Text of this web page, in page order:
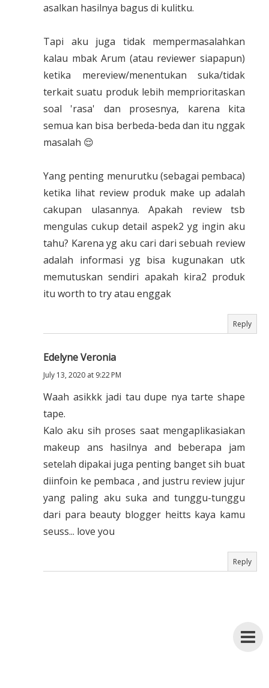
asalkan hasilnya bagus di kulitku.
Tapi aku juga tidak mempermasalahkan
kalau mbak Arum (atau reviewer siapapun)
ketika mereview/menentukan suka/tidak
terkait suatu produk lebih memprioritaskan
soal 'rasa' dan prosesnya, karena kita
semua kan bisa berbeda-beda dan itu nggak
masalah 😌
Yang penting menurutku (sebagai pembaca)
ketika lihat review produk make up adalah
cakupan ulasannya. Apakah review tsb
mengulas cukup detail aspek2 yg ingin aku
tahu? Karena yg aku cari dari sebuah review
adalah informasi yg bisa kugunakan utk
memutuskan sendiri apakah kira2 produk
itu worth to try atau enggak
Reply
Edelyne Veronia
July 13, 2020 at 9:22 PM
Waah asikkk jadi tau dupe nya tarte shape
tape.
Kalo aku sih proses saat mengaplikasiakan
makeup ans hasilnya and beberapa jam
setelah dipakai juga penting banget sih buat
diinfoin ke pembaca , and justru review jujur
yang paling aku suka and tunggu-tunggu
dari para beauty blogger heitts kaya kamu
seuss... love you
Reply